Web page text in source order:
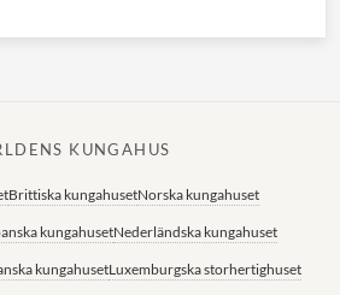
KUNGAHUS
Brittiska kungahusetNorska kungahuset
kungahusetNederländska kungahuset
kungahusetLuxemburgska storhertighuset